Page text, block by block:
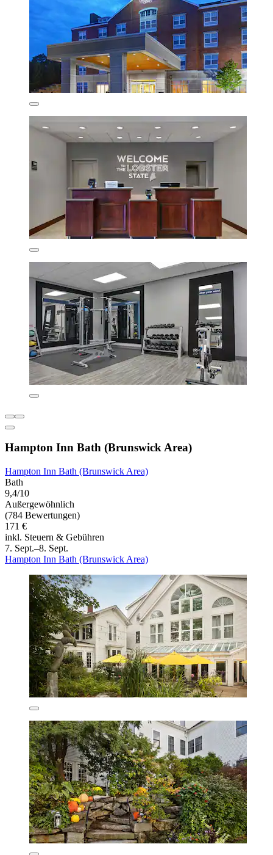
Hampton Inn Bath (Brunswick Area)
Hampton Inn Bath (Brunswick Area)
Bath
9,4/10
Außergewöhnlich
(784 Bewertungen)
171 €
inkl. Steuern & Gebühren
7. Sept.–8. Sept.
Hampton Inn Bath (Brunswick Area)